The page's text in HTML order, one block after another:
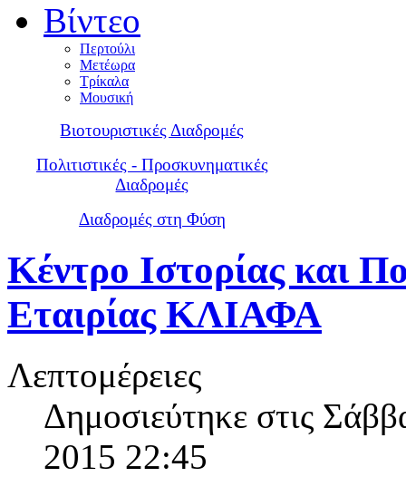
Βίντεο
Περτούλι
Μετέωρα
Τρίκαλα
Μουσική
Βιοτουριστικές Διαδρομές
Πολιτιστικές - Προσκυνηματικές
Διαδρομές
Διαδρομές στη Φύση
Κέντρο Ιστορίας και
Εταιρίας ΚΛΙΑΦΑ
Λεπτομέρειες
Δημοσιεύτηκε στις
2015 22:45